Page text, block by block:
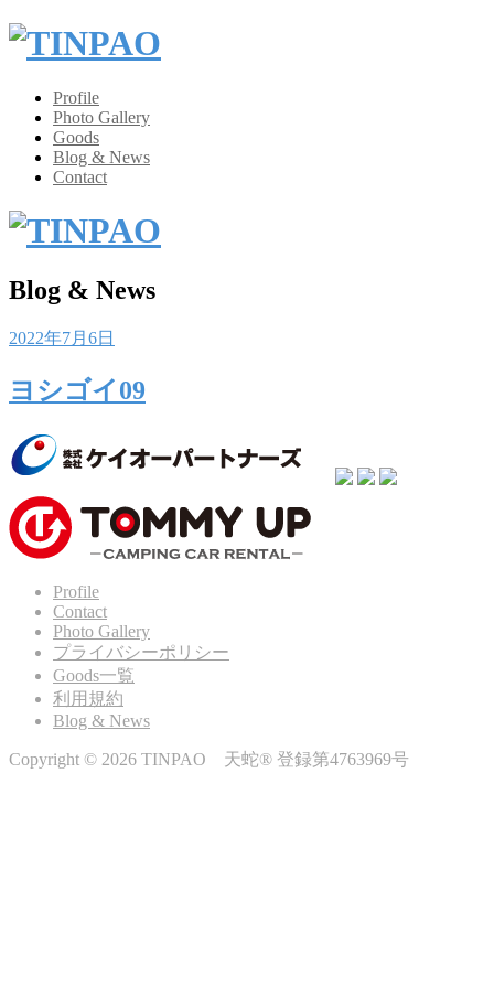
Profile
Photo Gallery
Goods
Blog & News
Contact
Blog & News
Posted
2022年7月6日
ヨシゴイ09
Profile
Contact
Photo Gallery
プライバシーポリシー
Goods一覧
利用規約
Blog & News
Copyright © 2026 TINPAO